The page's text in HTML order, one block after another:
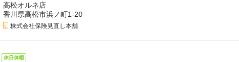
高松オルネ店
香川県高松市浜ノ町1-20
株式会社保険見直し本舗
休日休暇